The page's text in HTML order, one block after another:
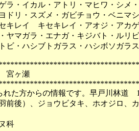
ラ・イカル・アトリ・マヒワ・シメ
ドリ・スズメ・ガビチョウ・ベニマ
キレイ キセキレイ・アオジ・アカ
ヤマガラ・エナガ・キジバト・ルリ
ビ・ハシブトガラス・ハシボソガラス
宮ヶ瀬
れた方からの情報です。早戸川林道
前後）、ジョウビタキ、ホオジロ、
科